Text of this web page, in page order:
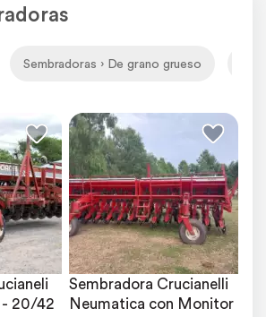
Sembradoras › De grano grueso
- 20/42
Sembradora Crucianelli
Neumatica con Monitor